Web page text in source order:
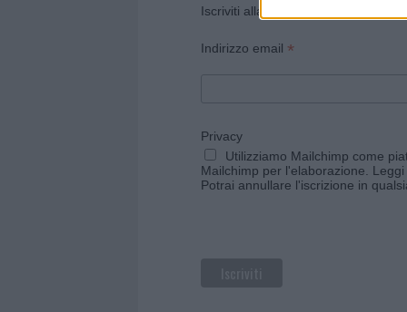
Iscriviti alla newsletter di Gallura
Indirizzo email *
Privacy
Utilizziamo Mailchimp come
Mailchimp per l'elaborazione.
Potrai annullare l'iscrizione in